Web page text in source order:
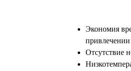
Экономия
Отсутствие